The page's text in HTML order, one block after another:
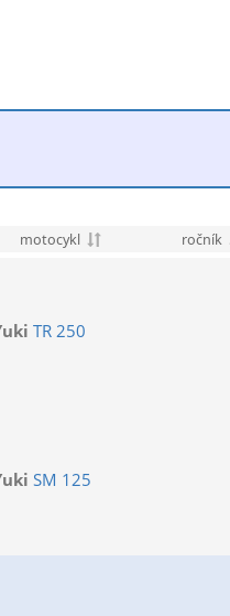
motocykl ročník
TR 250
SM 125